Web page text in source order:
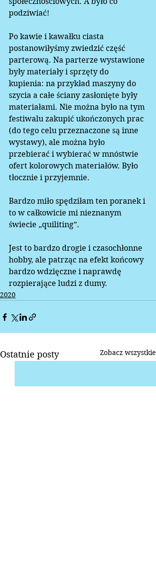
podziwiać!
Po kawie i kawałku ciasta
postanowiłyśmy zwiedzić część
parterową. Na parterze wystawione
były materiały i sprzęty do
kupienia: na przykład maszyny do
szycia a całe ściany zasłonięte były
materiałami. Nie można było na tym
festiwalu zakupić ukończonych prac
(do tego celu przeznaczone są inne
wystawy), ale można było
przebierać i wybierać w mnóstwie
ofert kolorowych materiałów. Było
tłocznie i przyjemnie.
Bardzo miło spędziłam ten poranek i
to w całkowicie mi nieznanym
świecie „quiliting”.
Jest to bardzo drogie i czasochłonne
hobby, ale patrząc na efekt końcowy
bardzo wdzięczne i naprawdę
rozpierające ludzi z dumy.
2020
Ostatnie posty Zobacz wszystkie